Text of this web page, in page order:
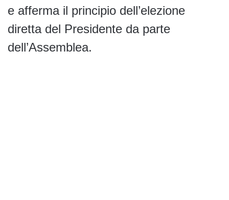
e afferma il principio dell’elezione
diretta del Presidente da parte
dell’Assemblea.